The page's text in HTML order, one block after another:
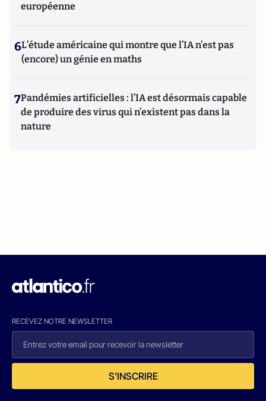
européenne
6L’étude américaine qui montre que l’IA n’est pas
(encore) un génie en maths
7Pandémies artificielles : l’IA est désormais capable
de produire des virus qui n’existent pas dans la
nature
RECEVEZ NOTRE NEWSLETTER
S'INSCRIRE